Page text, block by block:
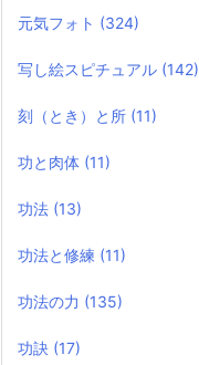
元気フォト (324)
写し絵スピチュアル (142)
刻（とき）と所 (11)
功と肉体 (11)
功法 (13)
功法と修練 (11)
功法の力 (135)
功訣 (17)